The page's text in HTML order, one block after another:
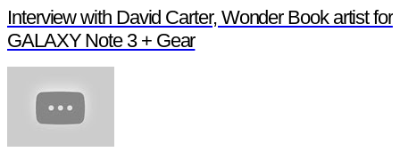
Interview with David Carter, Wonder Book artist for
GALAXY Note 3 + Gear